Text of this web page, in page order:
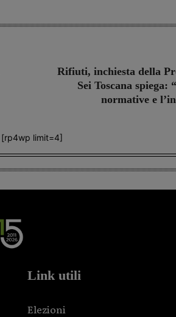
Rifiuti, inchiesta della
Sei Toscana
normative e
[rp4wp limit=4]
Link utili
Elezioni